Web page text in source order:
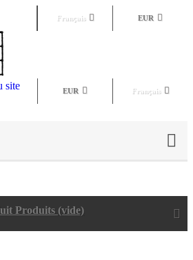
EUR
Français
Français
EUR
site
Produits (vide)